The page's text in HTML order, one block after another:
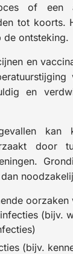
of een
tot koorts.
de ontsteking.
en
en
kan
door
oorzaken
(bijv.
(bijv.